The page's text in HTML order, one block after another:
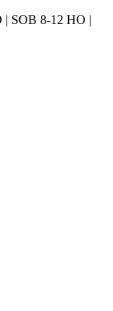
SOB 8-12 HO |